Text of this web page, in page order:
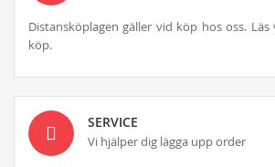
Distansköplagen gäller vid köp hos oss.
köp.
SERVICE
Vi hjälper dig lägga upp order